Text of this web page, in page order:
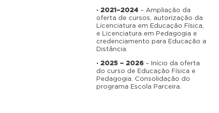
· 2021–2024 – Ampliação da
oferta de cursos, autorização da
Licenciatura em Educação Física,
e Licenciatura em Pedagogia e
credenciamento para Educação a
Distância.
· 2025 – 2026 – Início da oferta
do curso de Educação Física e
Pedagogia. Consolidação do
programa Escola Parceira.